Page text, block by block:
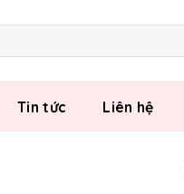
Tin tức Liên hệ